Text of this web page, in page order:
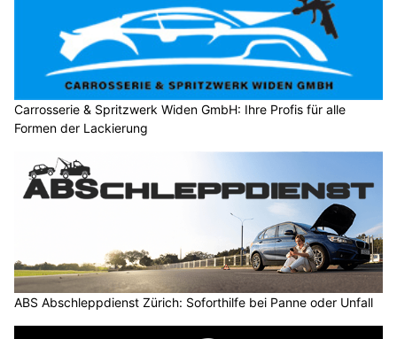
Carrosserie & Spritzwerk Widen GmbH: Ihre Profis für alle
Formen der Lackierung
ABS Abschleppdienst Zürich: Soforthilfe bei Panne oder Unfall